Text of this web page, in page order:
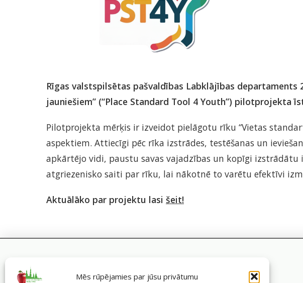
Mēs rūpējamies par jūsu privātumu
Rīgas valstspilsētas pašvaldības Labklājības departaments
jauniešiem” (“Place Standard Tool 4 Youth”) pilotprojekta
Pilotprojekta mērķis ir izveidot pielāgotu rīku “Vietas
aspektiem. Attiecīgi pēc rīka izstrādes, testēšanas un
apkārtējo vidi, paustu savas vajadzības un kopīgi
atgriezenisko saiti par rīku, lai nākotnē to varētu efektīvi
Aktuālāko par projektu lasi šeit!